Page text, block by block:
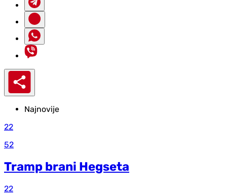
Najnovije
22
52
Tramp brani Hegseta
22